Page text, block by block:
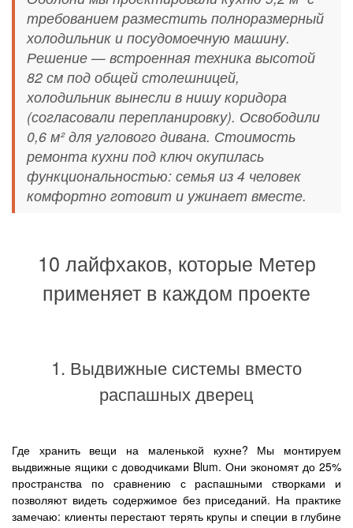
требованием разместить полноразмерный
холодильник и посудомоечную машину.
Решение — встроенная техника высотой
82 см под общей столешницей,
холодильник вынесли в нишу коридора
(согласовали перепланировку). Освободили
0,6 м² для углового дивана. Стоимость
ремонта кухни под ключ окупилась
функциональностью: семья из 4 человек
комфортно готовит и ужинает вместе.
10 лайфхаков, которые Метер
применяет в каждом проекте
1. Выдвижные системы вместо
распашных дверец
Где хранить вещи на маленькой кухне? Мы монтируем
выдвижные ящики с доводчиками Blum. Они экономят до 25%
пространства по сравнению с распашными створками и
позволяют видеть содержимое без приседаний. На практике
замечаю: клиенты перестают терять крупы и специи в глубине